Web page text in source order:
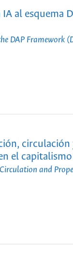
al esquema
DAP Framework
circulación
el
and